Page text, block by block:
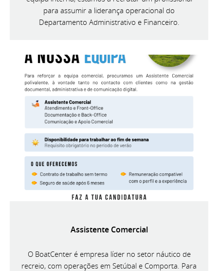
para assumir a liderança operacional do
Departamento Administrativo e Financeiro.
Assistente Comercial
O BoatCenter é empresa líder no setor náutico de
recreio, com operações em Setúbal e Comporta. Para